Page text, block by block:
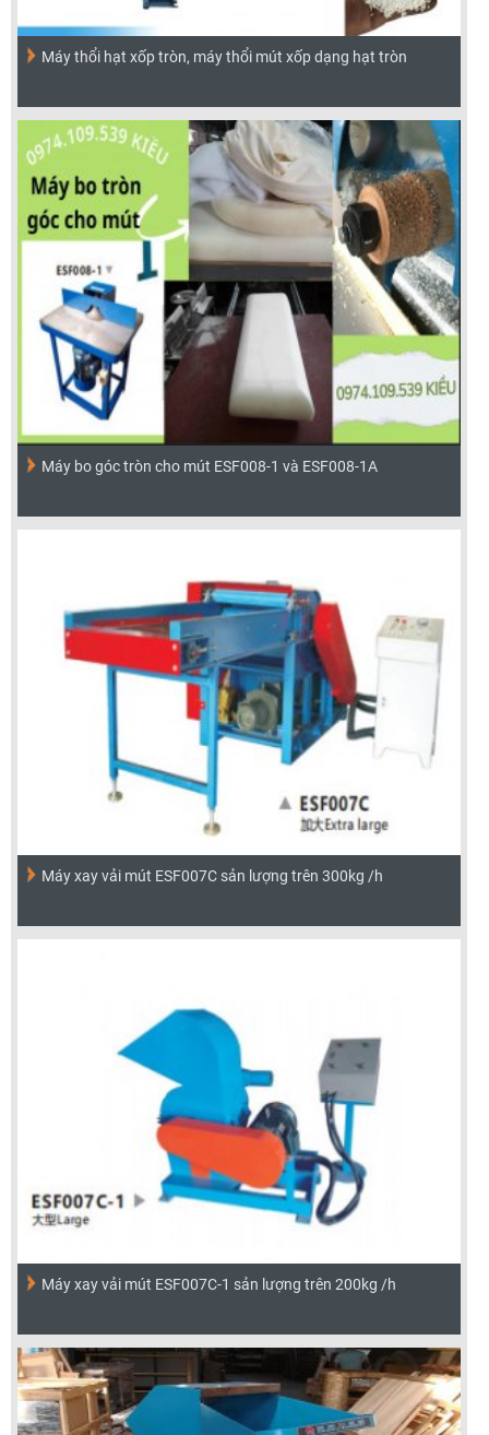
Máy thổi hạt xốp tròn, máy thổi mút xốp dạng hạt tròn
Máy bo góc tròn cho mút ESF008-1 và ESF008-1A
Máy xay vải mút ESF007C sản lượng trên 300kg /h
Máy xay vải mút ESF007C-1 sản lượng trên 200kg /h